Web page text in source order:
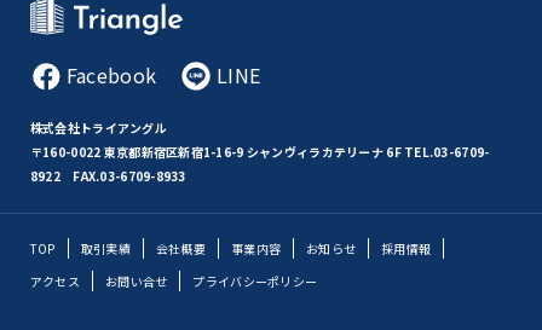
Facebook LINE
株式会社トライアングル
〒160-0022 東京都新宿区新宿1-16-9 シャンヴィラカテリーナ 6F TEL.03-6709-
8922 FAX.03-6709-8933
TOP 取引実績 会社概要 事業内容 お知らせ
採用情報
アクセス
お問い合せ プライバシーポリシー